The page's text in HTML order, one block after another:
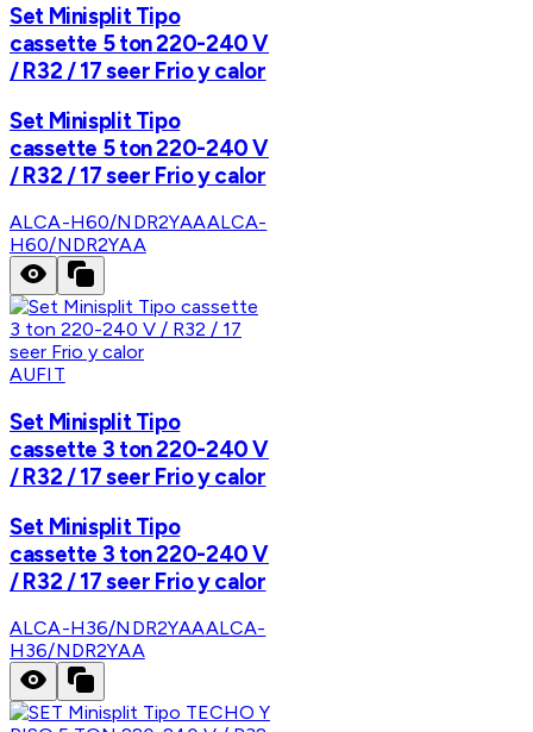
Set Minisplit Tipo
cassette 5 ton 220-240 V
/ R32 / 17 seer Frio y calor
Set Minisplit Tipo
cassette 5 ton 220-240 V
/ R32 / 17 seer Frio y calor
ALCA-H60/NDR2YAAALCA-
H60/NDR2YAA
AUFIT
Set Minisplit Tipo
cassette 3 ton 220-240 V
/ R32 / 17 seer Frio y calor
Set Minisplit Tipo
cassette 3 ton 220-240 V
/ R32 / 17 seer Frio y calor
ALCA-H36/NDR2YAAALCA-
H36/NDR2YAA